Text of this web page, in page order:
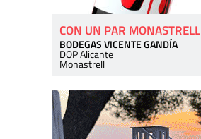
CON UN PAR MONASTRELL
BODEGAS VICENTE GANDÍA
DOP Alicante
Monastrell